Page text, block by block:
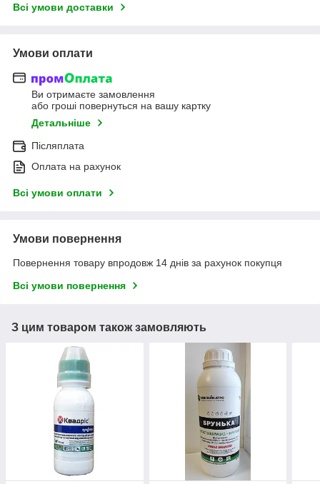
Всі умови доставки
Умови оплати
Ви отримаєте замовлення
або гроші повернуться на вашу картку
Детальніше
Післяплата
Оплата на рахунок
Всі умови оплати
Умови повернення
Повернення товару впродовж 14 днів за рахунок покупця
Всі умови повернення
З цим товаром також замовляють